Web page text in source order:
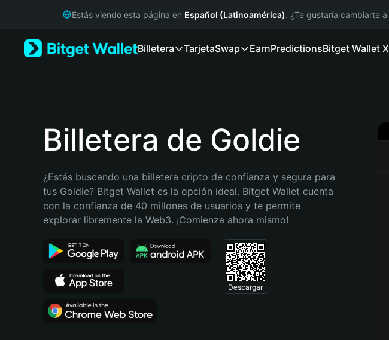
Русский
Bahasa Indonesia
Português (Brasil)
Estás viendo esta página en Español (Latinoamérica). ¿Te gustaría cambiarte a
Billetera TarjetaSwap EarnPredictionsBitget Wallet X
Billetera de Goldie
¿Estás buscando una billetera cripto de confianza y segura para
tus Goldie? Bitget Wallet es la opción ideal. Bitget Wallet cuenta
con la confianza de 40 millones de usuarios y te permite
explorar libremente la Web3. ¡Comienza ahora mismo!
Descargar